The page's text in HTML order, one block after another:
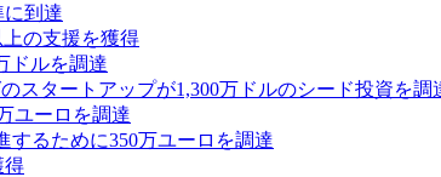
到達
の支援を獲得
ドルを調達
スタートアップが1,300万ドルのシード投資を調
ユーロを調達
するために350万ユーロを調達
得